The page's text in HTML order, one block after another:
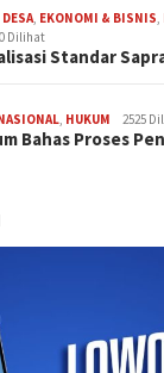
DESA, EKONOMI & BISNIS,
Dilihat
Standar
, HUKUM 2525
Bahas Proses